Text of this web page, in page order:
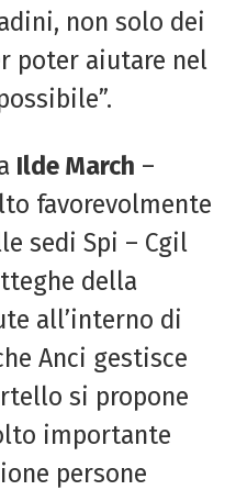
non solo dei
poter aiutare nel
Ilde March –
favorevolmente
sedi Spi – Cgil
della
all’interno di
Anci gestisce
si propone
importante
persone